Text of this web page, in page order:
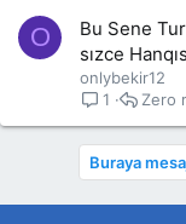
O
Bu Sene
sızce
onlybekir12
1
Zero
Buraya